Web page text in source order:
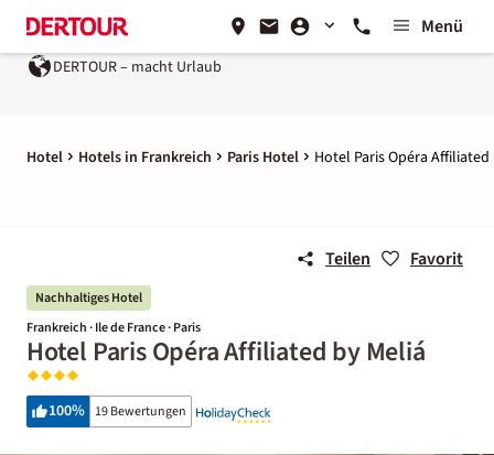
Menü
DERTOUR – macht Urlaub
Hotel Hotels in Frankreich Paris Hotel Hotel Paris Opéra Affiliated
Teilen Favorit
Nachhaltiges Hotel
Frankreich · Ile de France · Paris
Hotel Paris Opéra Affiliated by Meliá
100% 19 Bewertungen